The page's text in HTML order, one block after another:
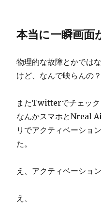
本当に一瞬画面
物理的な故障とかでは
けど、なんで映らんの？
またTwitterでチェック
なんかスマホとNreal
リでアクティベーショ
た。
え、アクティベーショ
え、